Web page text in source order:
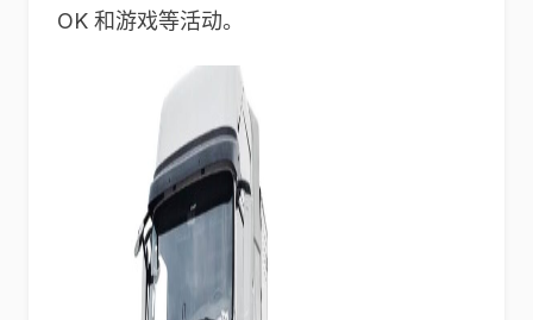
OK 和游戏等活动。